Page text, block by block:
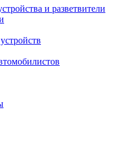
и разветвители